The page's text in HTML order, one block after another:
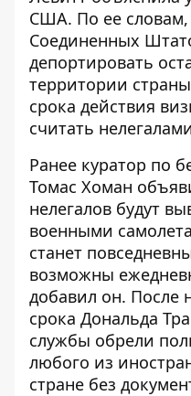
США. По ее
Соединенных
депортировать
территории
срока действия
считать
Ранее куратор по
Томас Хоман
нелегалов будут
военными
станет
возможны
добавил он. После
срока Дональда
службы обрели
любого из
стране без